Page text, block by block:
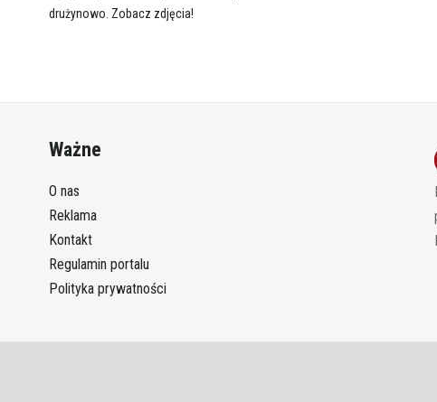
drużynowo. Zobacz zdjęcia!
Ważne
O nas
Reklama
Kontakt
Regulamin portalu
Polityka prywatności